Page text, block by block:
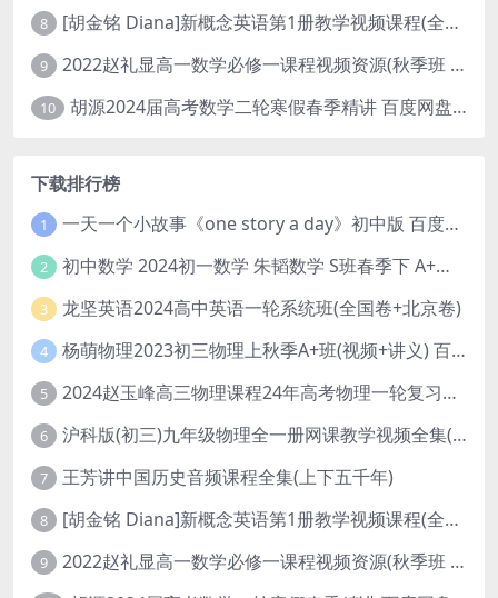
8 [胡金铭 Diana]新概念英语第1册教学视频课程(全集 百度网盘下载)
9 2022赵礼显高一数学必修一课程视频资源(秋季班 含讲义)百度网盘云
10 胡源2024届高考数学二轮寒假春季精讲 百度网盘分享
下载排行榜
1 一天一个小故事《one story a day》初中版 百度网盘分享下载
2 初中数学 2024初一数学 朱韬数学 S班春季下 A+班春季下 百度云网盘
3 龙坚英语2024高中英语一轮系统班(全国卷+北京卷)
4 杨萌物理2023初三物理上秋季A+班(视频+讲义) 百度网盘分享
5 2024赵玉峰高三物理课程24年高考物理一轮复习网课教程
6 沪科版(初三)九年级物理全一册网课教学视频全集(录播版 杜春雨 66讲)
7 王芳讲中国历史音频课程全集(上下五千年)
8 [胡金铭 Diana]新概念英语第1册教学视频课程(全集 百度网盘下载)
9 2022赵礼显高一数学必修一课程视频资源(秋季班 含讲义)百度网盘云